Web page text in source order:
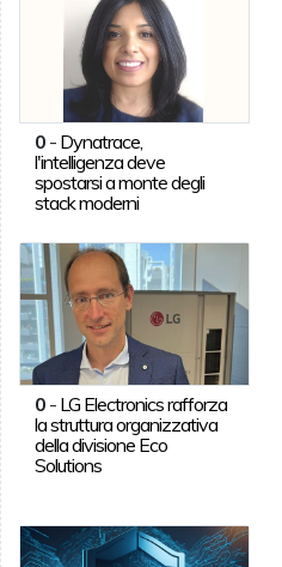
0- Dynatrace,
l'intelligenza deve
spostarsi a monte degli
stack moderni
0- LG Electronics rafforza
la struttura organizzativa
della divisione Eco
Solutions